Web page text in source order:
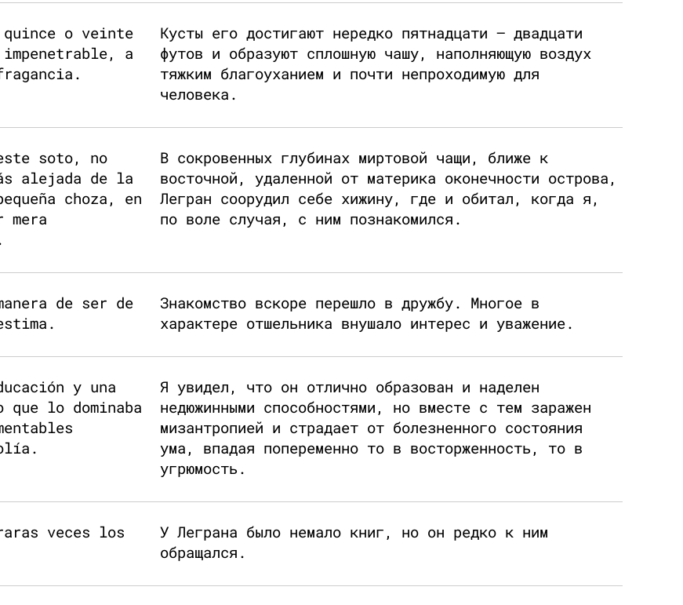
o veinte
a
Кусты его достигают нередко пятнадцати — двадцати
футов и образуют сплошную чашу, наполняющую воздух
тяжким благоуханием и почти непроходимую для
человека.
soto, no
alejada de la
choza, en
В сокровенных глубинах миртовой чащи, ближе к
восточной, удаленной от материка оконечности острова,
Легран соорудил себе хижину, где и обитал, когда я,
по воле случая, с ним познакомился.
de ser de
Знакомство вскоре перешло в дружбу. Многое в
характере отшельника внушало интерес и уважение.
y una
lo dominaba
Я увидел, что он отлично образован и наделен
недюжинными способностями, но вместе с тем заражен
мизантропией и страдает от болезненного состояния
ума, впадая попеременно то в восторженность, то в
угрюмость.
veces los
У Леграна было немало книг, но он редко к ним
обращался.